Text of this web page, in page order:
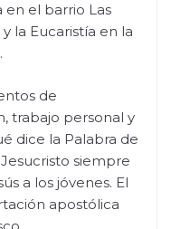
en el barrio Las
la Eucaristía en la
de
trabajo personal y
dice la Palabra de
siempre
a los jóvenes. El
apostólica